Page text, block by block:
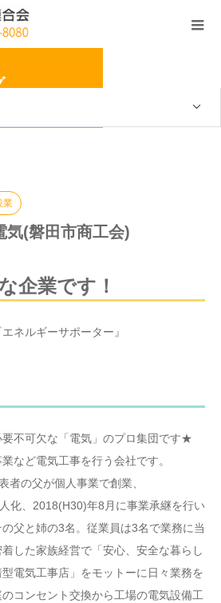
業
気(磐田市商工会)
企業です！
ネルギーサポーター』
不可欠な「電気」のプロ集団です★
など電気工事を行う会社です。
者の父が個人事業で創業、
化、2018(H30)年8月に事業承継を行い
父と姉の3名。従業員は3名で業務に当
した家族経営で「安心、安全な暮らし
電気工事店」をモットーに日々業務を
コンセント交換から工場の電気設備工